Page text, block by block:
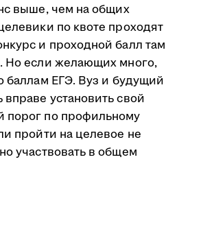
выше, чем на общих
по квоте проходят
и проходной балл там
Но если желающих много,
баллам ЕГЭ. Вуз и будущий
вправе установить свой
порог по профильному
пройти на целевое не
участвовать в общем